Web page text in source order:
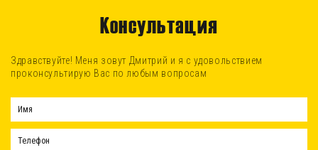
Консультация
Здравствуйте! Меня зовут Дмитрий и я с удовольствием
проконсультирую Вас по любым вопросам